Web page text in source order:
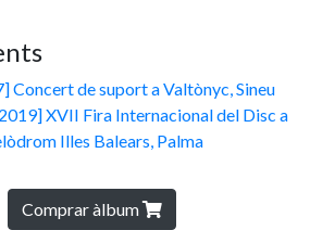
Concert de suport a Valtònyc, Sineu
XVII Fira Internacional del Disc a
Illes Balears, Palma
Comprar àlbum